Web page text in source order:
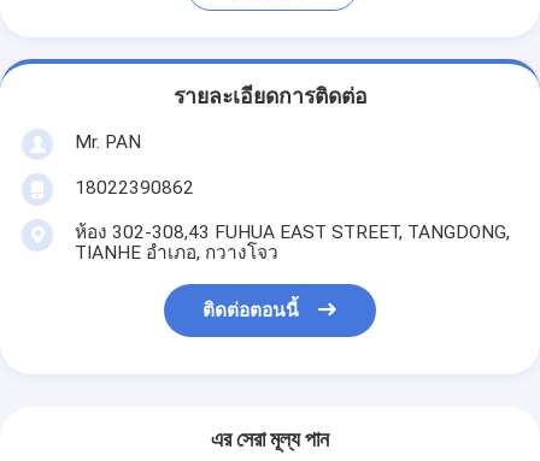
รายละเอียดการติดต่อ
Mr. PAN
18022390862
ห้อง 302-308,43 FUHUA EAST STREET, TANGDONG,
TIANHE อำเภอ, กวางโจว
ติดต่อตอนนี้
এর সেরা মূল্য পান